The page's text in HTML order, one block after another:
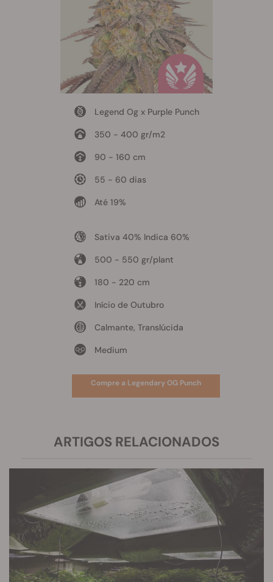
Legend Og x Purple Punch
350 - 400 gr/m2
90 - 160 cm
55 - 60 dias
Até 19%
Sativa 40% Indica 60%
500 - 550 gr/plant
180 - 220 cm
Início de Outubro
Calmante, Translúcida
Medium
Compre a Legendary OG Punch
ARTIGOS RELACIONADOS